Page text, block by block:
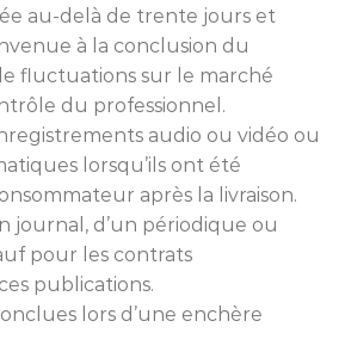
au-delà de trente jours et
à la conclusion du
fluctuations sur le marché
du professionnel.
audio ou vidéo ou
lorsqu’ils ont été
après la livraison.
journal, d’un périodique ou
pour les contrats
publications.
lors d’une enchère